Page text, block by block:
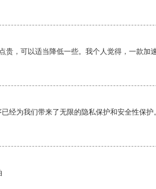
贵，可以适当降低一些。我个人觉得，一款加
经为我们带来了无限的隐私保护和安全性保护。